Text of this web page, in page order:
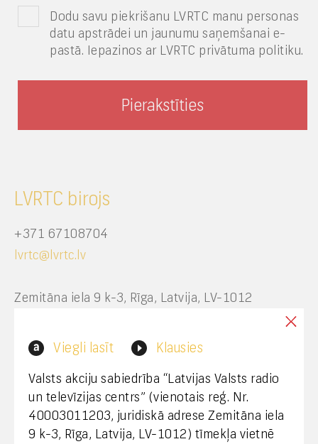
Viegli lasīt Klausies
Valsts akciju sabiedrība “Latvijas Valsts radio
un televīzijas centrs” (vienotais reģ. Nr.
40003011203, juridiskā adrese Zemitāna iela
9 k-3, Rīga, Latvija, LV-1012) tīmekļa vietnē
Dodu savu piekrišanu LVRTC manu personas
datu apstrādei un jaunumu saņemšanai e-
pastā. Iepazinos ar LVRTC privātuma politiku.
LVRTC birojs
+371 67108704
lvrtc@lvrtc.lv
Zemitāna iela 9 k-3, Rīga, Latvija, LV-1012
Interneta vietnes www.lvrtc.lv administrators:
Klientu apkalpošana